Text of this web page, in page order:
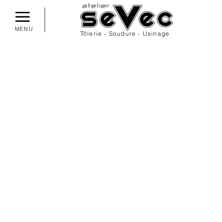
MENU
Tôlerie - Soudure - Usinage